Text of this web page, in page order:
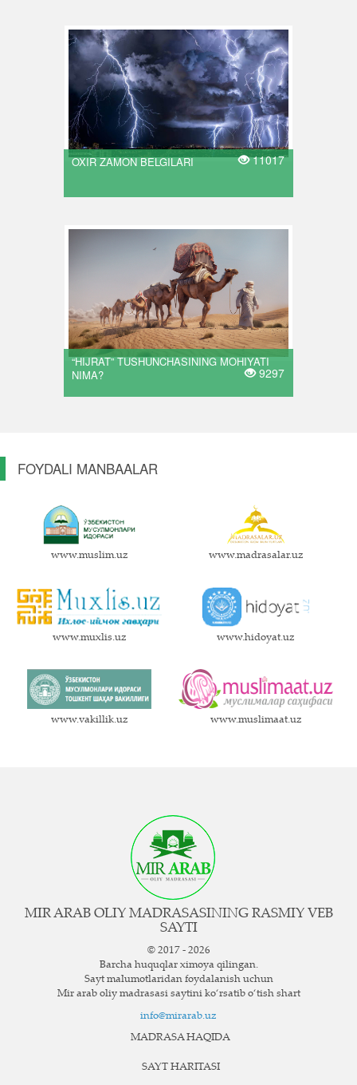
OXIR ZAMON BELGILARI 11017
“HIJRAT” TUSHUNCHASINING MOHIYATI
NIMA?
9297
FOYDALI MANBAALAR
www.muslim.uz www.madrasalar.uz
www.muxlis.uz www.hidoyat.uz
www.vakillik.uz www.muslimaat.uz
MIR ARAB OLIY MADRASASINING RASMIY VEB
SAYTI
© 2017 - 2026
Barcha huquqlar ximoya qilingan.
Sayt ma`lumotlaridan foydalanish uchun
Mir arab oliy madrasasi saytini ko‘rsatib o‘tish shart
info@mirarab.uz
MADRASA HAQIDA
SAYT HARITASI